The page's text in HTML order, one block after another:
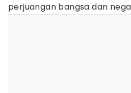
perjuangan bangsa dan